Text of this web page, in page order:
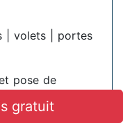
| volets | portes
pose de
gratuit